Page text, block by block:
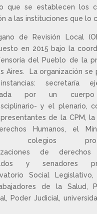
que se establecen los
a las instituciones que lo
de Revisión Local
en 2015 bajo la
del Pueblo de la
Aires. La organización se
secretaría
por un cuerpo
y el plenario,
de la CPM, la
Humanos, el
colegios
de derechos
y senadores
Social Legislativo,
de la Salud,
Poder Judicial,